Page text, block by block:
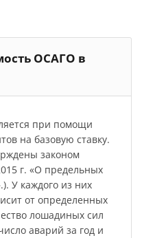
ОСАГО в
при помощи
на базовую ставку.
законом
г. «О предельных
У каждого из них
от определенных
лошадиных сил
аварий за год и